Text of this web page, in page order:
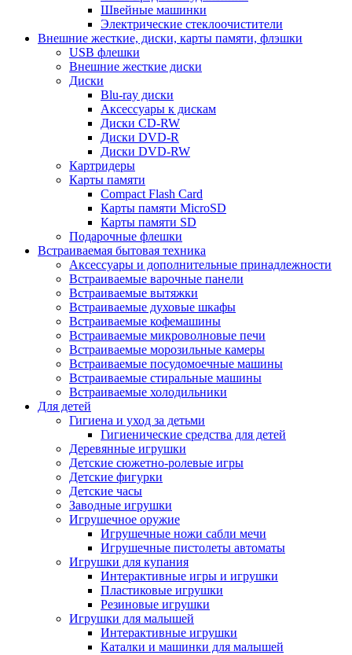
Швейные машинки
Электрические стеклоочистители
Внешние жесткие, диски, карты памяти, флэшки
USB флешки
Внешние жесткие диски
Диски
Blu-ray диски
Аксессуары к дискам
Диски CD-RW
Диски DVD-R
Диски DVD-RW
Картридеры
Карты памяти
Compact Flash Card
Карты памяти MicroSD
Карты памяти SD
Подарочные флешки
Встраиваемая бытовая техника
Аксессуары и дополнительные принадлежности
Встраиваемые варочные панели
Встраиваемые вытяжки
Встраиваемые духовые шкафы
Встраиваемые кофемашины
Встраиваемые микроволновые печи
Встраиваемые морозильные камеры
Встраиваемые посудомоечные машины
Встраиваемые стиральные машины
Встраиваемые холодильники
Для детей
Гигиена и уход за детьми
Гигиенические средства для детей
Деревянные игрушки
Детские сюжетно-ролевые игры
Детские фигурки
Детские часы
Заводные игрушки
Игрушечное оружие
Игрушечные ножи сабли мечи
Игрушечные пистолеты автоматы
Игрушки для купания
Интерактивные игры и игрушки
Пластиковые игрушки
Резиновые игрушки
Игрушки для малышей
Интерактивные игрушки
Каталки и машинки для малышей